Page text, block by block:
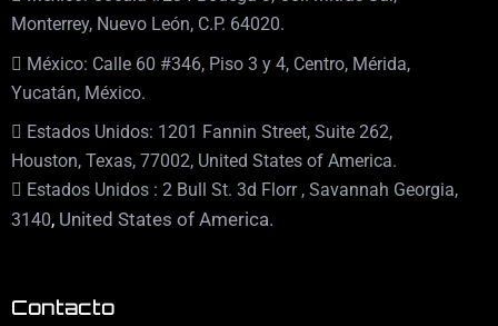
Monterrey, Nuevo León, C.P. 64020.
México: Calle 60 #346, Piso 3 y 4, Centro, Mérida,
Yucatán, México.
Estados Unidos: 1201 Fannin Street, Suite 262,
Houston, Texas, 77002, United States of America.
Estados Unidos : 2 Bull St. 3d Florr , Savannah Georgia,
3140, United States of America.
Contacto